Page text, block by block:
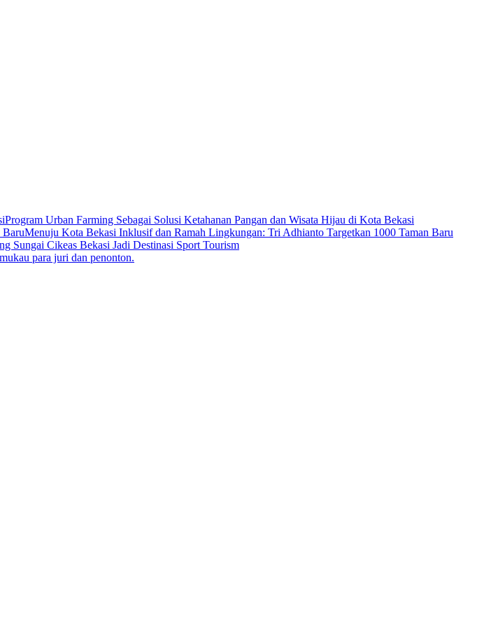
Program Urban Farming Sebagai Solusi Ketahanan Pangan dan Wisata Hijau di Kota Bekasi
Menuju Kota Bekasi Inklusif dan Ramah Lingkungan: Tri Adhianto Targetkan 1000 Taman Baru
Sungai Cikeas Bekasi Jadi Destinasi Sport Tourism
para juri dan penonton.